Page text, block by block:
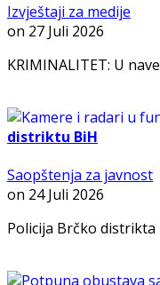
Izvještaji za medije
on 27 Juli 2026
KRIMINALITET: U
distriktu BiH
Saopštenja za javnost
on 24 Juli 2026
Policija Brčko distrikta